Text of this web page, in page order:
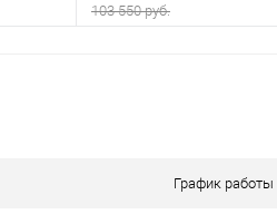
103 550 руб.
График работы